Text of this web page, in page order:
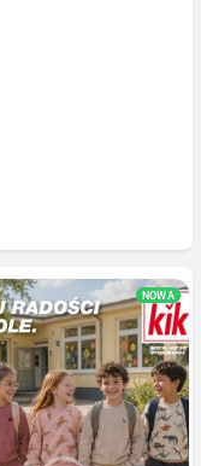
NOWA